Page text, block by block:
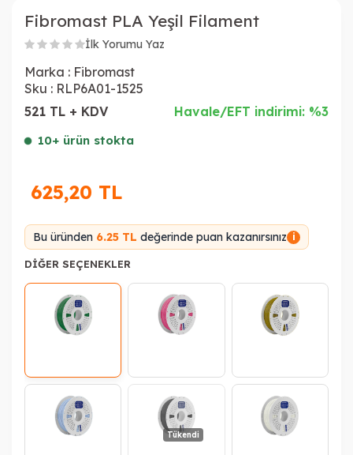
Fibromast PLA Yeşil Filament
İlk Yorumu Yaz
Marka : Fibromast
Sku : RLP6A01-1525
521 TL + KDV
Havale/EFT indirimi: %3
10+ ürün stokta
625,20 TL
Bu üründen 6.25 TL değerinde puan kazanırsınız i
DIĞER SEÇENEKLER
Tükendi